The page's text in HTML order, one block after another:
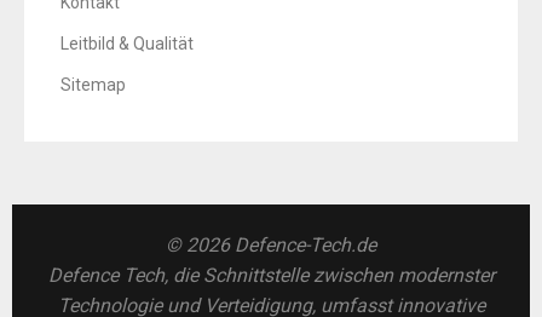
Leitbild & Qualität
Sitemap
© 2026 Defence-Tech.de
Defence Tech, die Schnittstelle zwischen modernster
Technologie und Verteidigung, umfasst innovative